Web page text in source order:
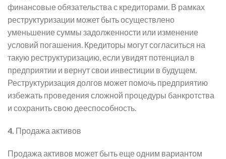
финансовые обязательства с кредиторами. В рамках
реструктуризации может быть осуществлено
уменьшение суммы задолженности или изменение
условий погашения. Кредиторы могут согласиться на
такую реструктуризацию, если увидят потенциал в
предприятии и вернут свои инвестиции в будущем.
Реструктуризация долгов может помочь предприятию
избежать проведения сложной процедуры банкротства
и сохранить свою дееспособность.
4. Продажа активов
Продажа активов может быть еще одним вариантом